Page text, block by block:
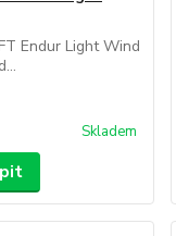
Endur Light Wind
Skladem